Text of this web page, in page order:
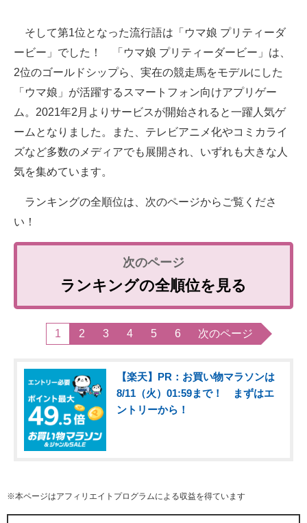
そして第1位となった流行語は「ウマ娘 プリティーダ
ービー」でした！ 「ウマ娘 プリティーダービー」は、
2位のゴールドシップら、実在の競走馬をモデルにした
「ウマ娘」が活躍するスマートフォン向けアプリゲー
ム。2021年2月よりサービスが開始されると一躍人気ゲ
ームとなりました。また、テレビアニメ化やコミカライ
ズなど多数のメディアでも展開され、いずれも大きな人
気を集めています。
ランキングの全順位は、次のページからご覧くださ
い！
ランキングの全順位を見る
1 2 3 4 5 6 次のページ
【楽天】PR：お買い物マラソンは
8/11（火）01:59まで！ まずはエ
ントリーから！
※本ページはアフィリエイトプログラムによる収益を得ています